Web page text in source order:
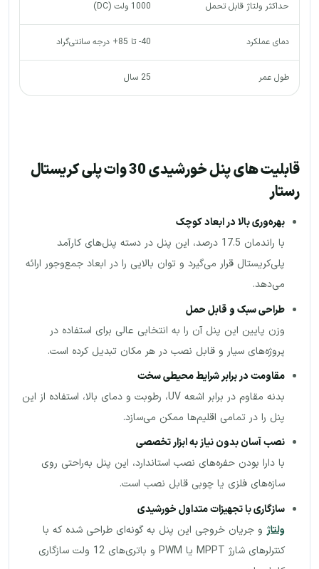
حداکثر ولتاژ قابل تحمل 1000 ولت (DC)
دمای عملکرد 40- تا 85+ درجه سانتی‌گراد
طول عمر 25 سال
قابلیت های پنل خورشیدی 30 وات پلی کریستال
رستار
بهره‌وری بالا در ابعاد کوچک
با راندمان 17.5 درصد، این پنل در دسته پنل‌های کارآمد
پلی‌کریستال قرار می‌گیرد و توان بالایی را در ابعاد جمع‌وجور ارائه
می‌دهد.
طراحی سبک و قابل حمل
وزن پایین این پنل آن را به انتخابی عالی برای استفاده در
پروژه‌های سیار و قابل نصب در هر مکان تبدیل کرده است.
مقاومت در برابر شرایط محیطی سخت
بدنه مقاوم در برابر اشعه UV، رطوبت و دمای بالا، استفاده از این
پنل را در تمامی اقلیم‌ها ممکن می‌سازد.
نصب آسان بدون نیاز به ابزار تخصصی
با دارا بودن حفره‌های نصب استاندارد، این پنل به‌راحتی روی
سازه‌های فلزی یا چوبی قابل نصب است.
سازگاری با تجهیزات متداول خورشیدی
ولتاژ و جریان خروجی این پنل به گونه‌ای طراحی شده که با
کنترلرهای شارژ MPPT یا PWM و باتری‌های 12 ولت سازگاری